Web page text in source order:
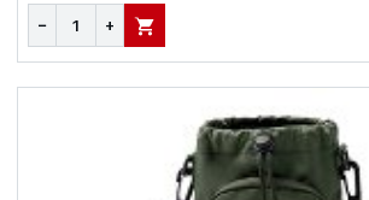
− + В КОРЗИНУ